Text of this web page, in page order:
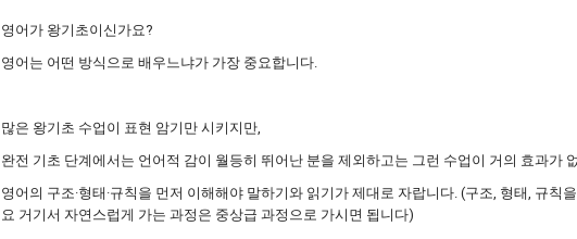
영어가 왕기초이신가요?
영어는 어떤 방식으로 배우느냐가 가장 중요합니다.
많은 왕기초 수업이 표현 암기만 시키지만,
완전 기초 단계에서는 언어적 감이 월등히 뛰어난 분을 제외하고는 그런 수업이 거의 효과가
영어의 구조·형태·규칙을 먼저 이해해야 말하기와 읽기가 제대로 자랍니다. (구조, 형태, 규
요 거기서 자연스럽게 가는 과정은 중상급 과정으로 가시면 됩니다)